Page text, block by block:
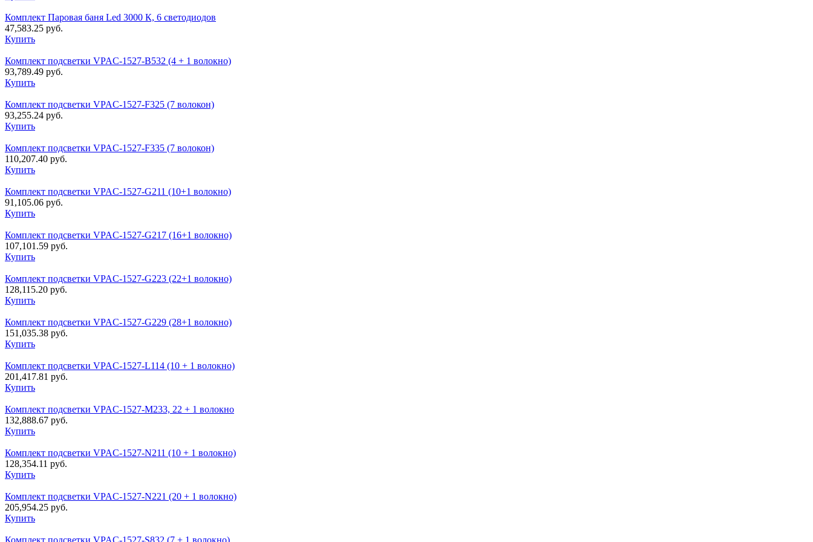
Комплект Паровая баня Led 3000 К, 6 светодиодов
47,583.25 руб.
Купить
Комплект подсветки VPAC-1527-B532 (4 + 1 волокно)
93,789.49 руб.
Купить
Комплект подсветки VPAC-1527-F325 (7 волокон)
93,255.24 руб.
Купить
Комплект подсветки VPAC-1527-F335 (7 волокон)
110,207.40 руб.
Купить
Комплект подсветки VPAC-1527-G211 (10+1 волокно)
91,105.06 руб.
Купить
Комплект подсветки VPAC-1527-G217 (16+1 волокно)
107,101.59 руб.
Купить
Комплект подсветки VPAC-1527-G223 (22+1 волокно)
128,115.20 руб.
Купить
Комплект подсветки VPAC-1527-G229 (28+1 волокно)
151,035.38 руб.
Купить
Комплект подсветки VPAC-1527-L114 (10 + 1 волокно)
201,417.81 руб.
Купить
Комплект подсветки VPAC-1527-M233, 22 + 1 волокно
132,888.67 руб.
Купить
Комплект подсветки VPAC-1527-N211 (10 + 1 волокно)
128,354.11 руб.
Купить
Комплект подсветки VPAC-1527-N221 (20 + 1 волокно)
205,954.25 руб.
Купить